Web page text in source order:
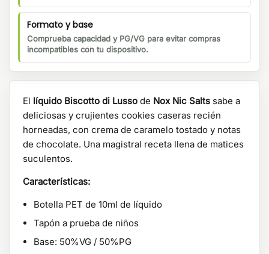
Formato y base
Comprueba capacidad y PG/VG para evitar compras
incompatibles con tu dispositivo.
El líquido Biscotto di Lusso de Nox Nic Salts sabe a
deliciosas y crujientes cookies caseras recién
horneadas, con crema de caramelo tostado y notas
de chocolate. Una magistral receta llena de matices
suculentos.
Características:
Botella PET de 10ml de líquido
Tapón a prueba de niños
Base: 50%VG / 50%PG